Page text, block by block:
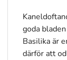
goda
Basilika är
därför att